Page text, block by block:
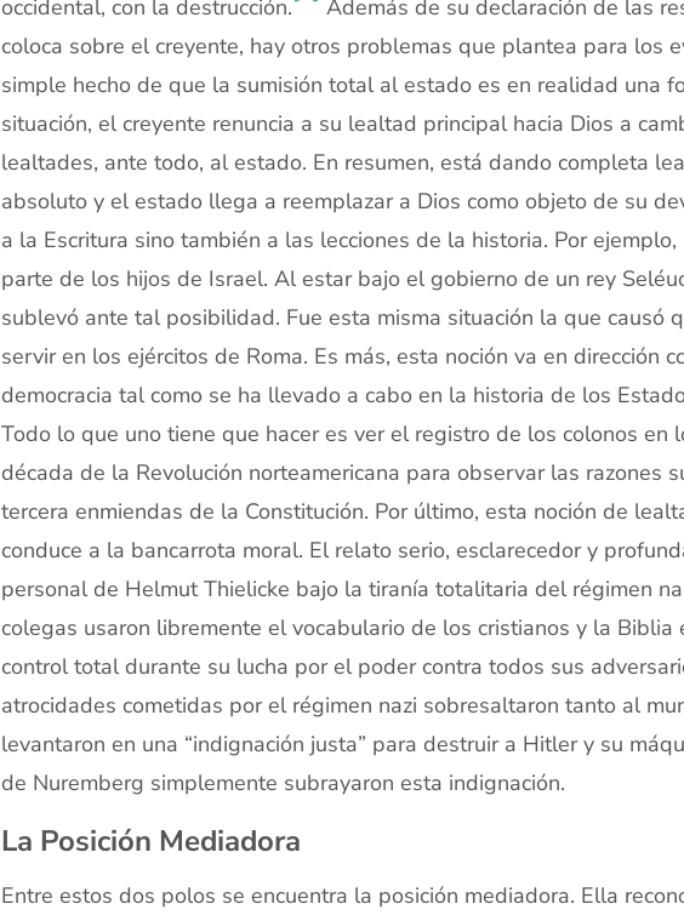
occidental, con la destrucción.
Además de su declaración de las
coloca sobre el creyente, hay otros problemas que plantea para los
simple hecho de que la sumisión total al estado es en realidad una
situación, el creyente renuncia a su lealtad principal hacia Dios a
lealtades, ante todo, al estado. En resumen, está dando completa
absoluto y el estado llega a reemplazar a Dios como objeto de su
a la Escritura sino también a las lecciones de la historia. Por
parte de los hijos de Israel. Al estar bajo el gobierno de un rey
sublevó ante tal posibilidad. Fue esta misma situación la que causó
servir en los ejércitos de Roma. Es más, esta noción va en dirección
democracia tal como se ha llevado a cabo en la historia de los
Todo lo que uno tiene que hacer es ver el registro de los colonos en
década de la Revolución norteamericana para observar las razones
tercera enmiendas de la Constitución. Por último, esta noción de
conduce a la bancarrota moral. El relato serio, esclarecedor y
personal de Helmut Thielicke bajo la tiranía totalitaria del régimen
colegas usaron libremente el vocabulario de los cristianos y la
control total durante su lucha por el poder contra todos sus
atrocidades cometidas por el régimen nazi sobresaltaron tanto al
levantaron en una “indignación justa” para destruir a Hitler y su
de Nuremberg simplemente subrayaron esta indignación.
La Posición Mediadora
Entre estos dos polos se encuentra la posición mediadora. Ella